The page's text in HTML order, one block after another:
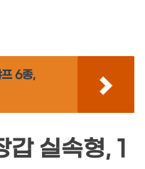
6종,
실속형, 1